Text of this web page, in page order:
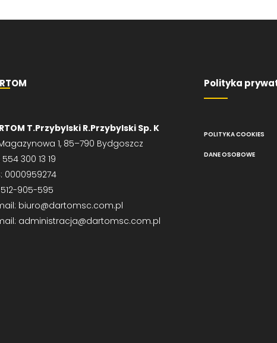
T.Przybylski R.Przybylski Sp. K
1, 85–790 Bydgoszcz
554 300 13 19
0000959274
905-595
biuro@dartomsc.com.pl
administracja@dartomsc.com.pl
Polityka
POLITYKA COOKIES
DANE OSOBOWE